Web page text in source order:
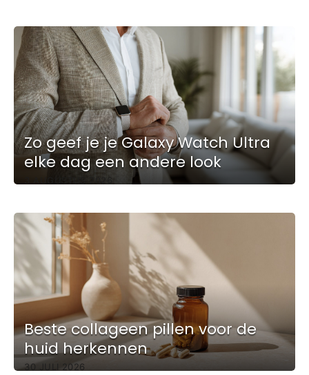
Zo geef je je Galaxy Watch Ultra
elke dag een andere look
3 AUGUSTUS 2026
Beste collageen pillen voor de
huid herkennen
30 JULI 2026